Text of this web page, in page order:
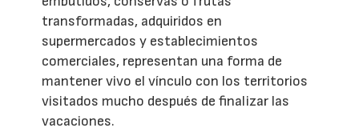
transformadas, adquiridos en
supermercados y establecimientos
comerciales, representan una forma de
mantener vivo el vínculo con los territorios
visitados mucho después de finalizar las
vacaciones.